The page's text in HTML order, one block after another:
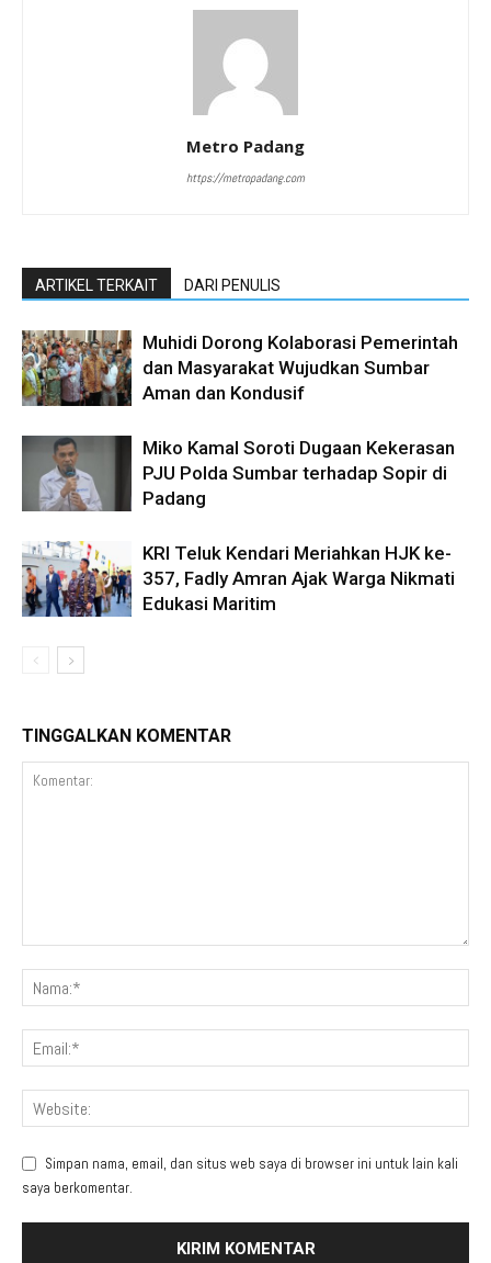
Metro Padang
https://metropadang.com
ARTIKEL TERKAIT DARI PENULIS
Muhidi Dorong Kolaborasi Pemerintah
dan Masyarakat Wujudkan Sumbar
Aman dan Kondusif
Miko Kamal Soroti Dugaan Kekerasan
PJU Polda Sumbar terhadap Sopir di
Padang
KRI Teluk Kendari Meriahkan HJK ke-
357, Fadly Amran Ajak Warga Nikmati
Edukasi Maritim
TINGGALKAN KOMENTAR
Simpan nama, email, dan situs web saya di browser ini untuk lain kali
saya berkomentar.